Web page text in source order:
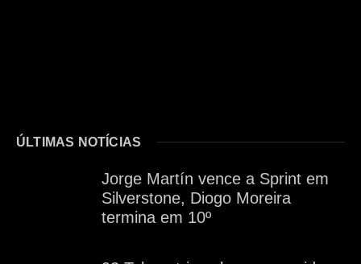
ÚLTIMAS NOTÍCIAS
Jorge Martín vence a Sprint em
Silverstone, Diogo Moreira
termina em 10º